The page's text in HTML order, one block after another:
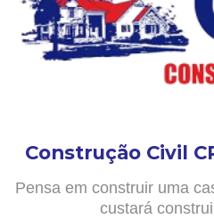
Construção Civil
Pensa em construir uma
custará